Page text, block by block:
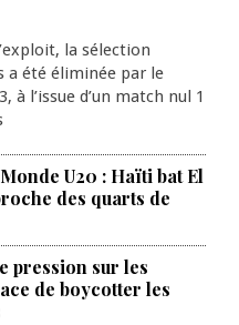
la sélection
a été éliminée par le
à l’issue d’un match nul 1
U20 : Haïti bat El
des quarts de
pression sur les
de boycotter les